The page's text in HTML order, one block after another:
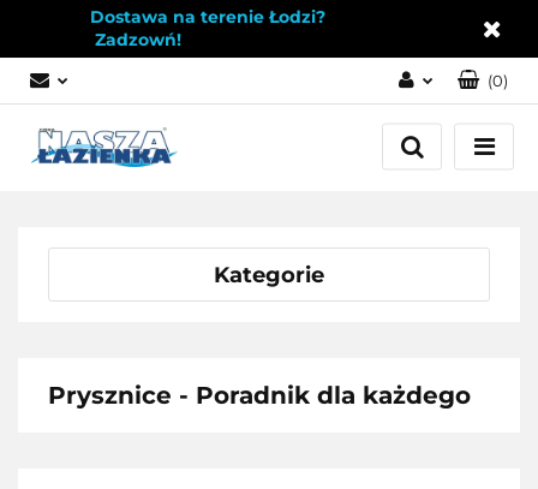
Dostawa na terenie Łodzi?
Zadzowń!
Zaloguj się
Załóż konto
(0)
Kategorie
Prysznice - Poradnik dla każdego